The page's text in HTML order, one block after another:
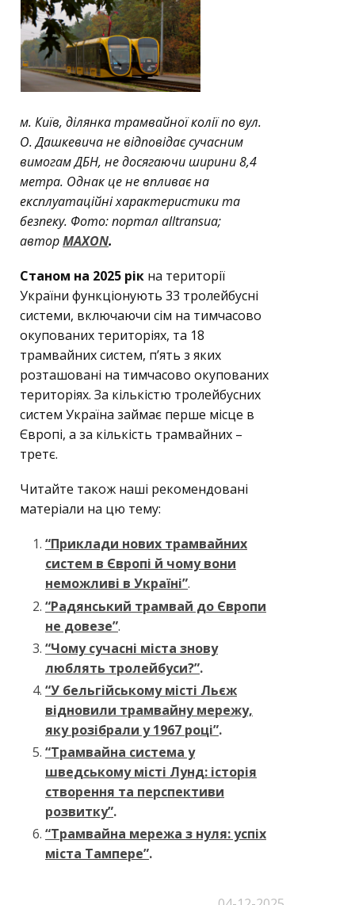
м. Київ, ділянка трамвайної колії по вул.
О. Дашкевича не відповідає сучасним
вимогам ДБН, не досягаючи ширини 8,4
метра. Однак це не впливає на
експлуатаційні характеристики та
безпеку. Фото: портал alltransua;
авторMAXON.
Станом на 2025 рік на території
України функціонують 33 тролейбусні
системи, включаючи сім на тимчасово
окупованих територіях, та 18
трамвайних систем, п’ять з яких
розташовані на тимчасово окупованих
територіях. За кількістю тролейбусних
систем Україна займає перше місце в
Європі, а за кількість трамвайних –
третє.
Читайте також наші рекомендовані
матеріали на цю тему:
“Приклади нових трамвайних
систем в Європі й чому вони
неможливі в Україні”.
“Радянський трамвай до Європи
не довезе”.
“Чому сучасні міста знову
люблять тролейбуси?”.
“У бельгійському місті Льєж
відновили трамвайну мережу,
яку розібрали у 1967 році”.
“Трамвайна система у
шведському місті Лунд: історія
створення та перспективи
розвитку”.
“Трамвайна мережа з нуля: успіх
міста Тампере”.